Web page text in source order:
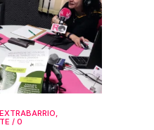
EXTRABARRIO,
/ 0